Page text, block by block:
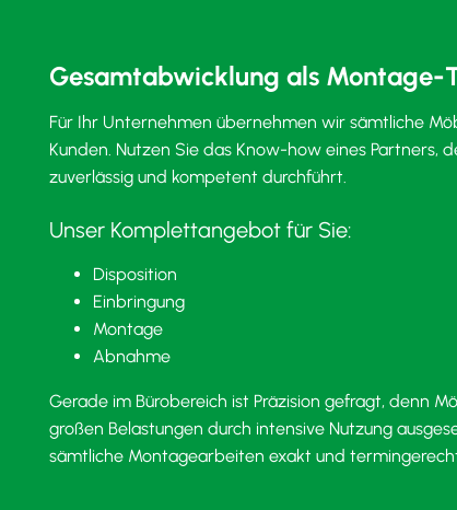
Gesamtabwicklung als Montage-
Für Ihr Unternehmen übernehmen wir sämtliche
Kunden. Nutzen Sie das Know-how eines Partners,
zuverlässig und kompetent durchführt.
Unser Komplettangebot für Sie:
Disposition
Einbringung
Montage
Abnahme
Gerade im Bürobereich ist Präzision gefragt, denn
großen Belastungen durch intensive Nutzung
sämtliche Montagearbeiten exakt und